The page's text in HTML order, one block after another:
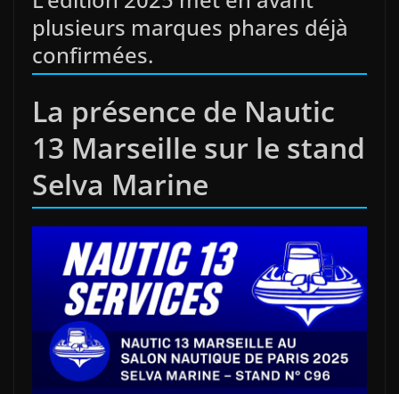
plusieurs marques phares déjà
confirmées.
La présence de Nautic
13 Marseille sur le stand
Selva Marine